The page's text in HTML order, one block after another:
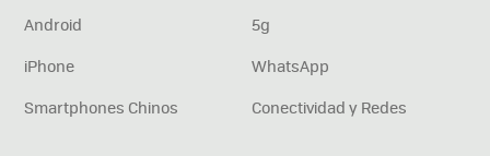
Android
5g
iPhone
WhatsApp
Smartphones Chinos
Conectividad y Redes